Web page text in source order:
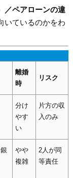
／ペアローンの違
いているのかをわ
離婚
時
リスク
分け
やす
い
片方の収
入のみ
やや
複雑
2人が同
等責任